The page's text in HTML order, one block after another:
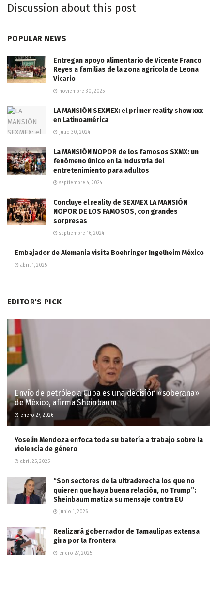
Discussion about this post
POPULAR NEWS
Entregan apoyo alimentario de Vicente Franco
Reyes a familias de la zona agrícola de Leona
Vicario
noviembre 30, 2025
LA MANSIÓN SEXMEX: el primer reality show xxx
en Latinoamérica
julio 30, 2024
La MANSIÓN NOPOR de los famosos SXMX: un
fenómeno único en la industria del
entretenimiento para adultos
septiembre 4, 2024
Concluye el reality de SEXMEX LA MANSIÓN
NOPOR DE LOS FAMOSOS, con grandes
sorpresas
septiembre 16, 2024
Embajador de Alemania visita Boehringer Ingelheim México
abril 1, 2025
EDITOR'S PICK
Envío de petróleo a Cuba es una decisión «soberana»
de México, afirma Sheinbaum
enero 27, 2026
Yoselin Mendoza enfoca toda su batería a trabajo sobre la
violencia de género
abril 25, 2025
“Son sectores de la ultraderecha los que no
quieren que haya buena relación, no Trump”:
Sheinbaum matiza su mensaje contra EU
junio 1, 2026
Realizará gobernador de Tamaulipas extensa
gira por la frontera
enero 27, 2025